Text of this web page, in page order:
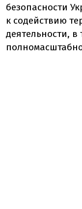
безопасности
к содействию
деятельности, в